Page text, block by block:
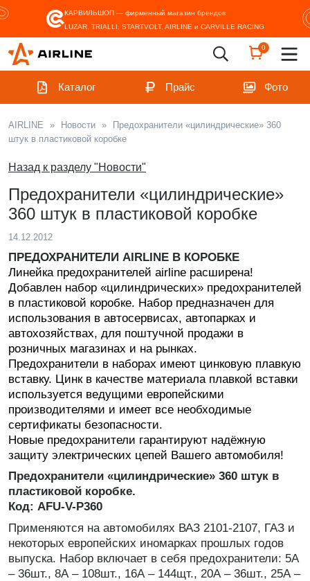
КАРВИЛЬШОП — фирменный магазин брендов
LUZAR, TRIALLI, STARTVOLT, AIRLINE и CARVILLE RACING
0
Каталог Прайс Фото
AIRLINE » Новости »
Предохранители «цилиндрические» 360
штук в пластиковой коробке
Назад к разделу "Новости"
Предохранители «цилиндрические»
360 штук в пластиковой коробке
14.12.2012
ПРЕДОХРАНИТЕЛИ AIRLINE В КОРОБКЕ
Линейка предохранителей airline расширена!
Добавлен набор «цилиндрических» предохранителей
в пластиковой коробке. Набор предназначен для
использования в автосервисах, автопарках и
автохозяйствах, для поштучной продажи в
розничных магазинах и на рынках.
Предохранители в наборах имеют цинковую плавкую
вставку. Цинк в качестве материала плавкой вставки
используется ведущими европейскими
производителями и имеет все необходимые
сертификаты безопасности.
Новые предохранители гарантируют надёжную
защиту электрических цепей Вашего автомобиля!
Предохранители «цилиндрические» 360 штук в
пластиковой коробке.
Код: AFU-V-P360
Применяются на автомобилях ВАЗ 2101-2107, ГАЗ и
некоторых европейских иномарках прошлых годов
выпуска. Набор включает в себя предохранители: 5А
– 36шт., 8А – 108шт., 16А – 144щт., 20А – 36шт., 25А –